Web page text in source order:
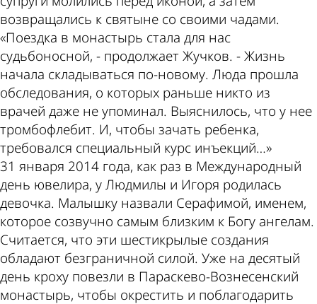
возвращались к святыне со своими чадами.
«Поездка в монастырь стала для нас
судьбоносной, - продолжает Жучков. - Жизнь
начала складываться по-новому. Люда прошла
обследования, о которых раньше никто из
врачей даже не упоминал. Выяснилось, что у нее
тромбофлебит. И, чтобы зачать ребенка,
требовался специальный курс инъекций…»
31 января 2014 года, как раз в Международный
день ювелира, у Людмилы и Игоря родилась
девочка. Малышку назвали Серафимой, именем,
которое созвучно самым близким к Богу ангелам.
Считается, что эти шестикрылые создания
обладают безграничной силой. Уже на десятый
день кроху повезли в Параскево­-Вознесенский
монастырь, чтобы окрестить и поблагодарить